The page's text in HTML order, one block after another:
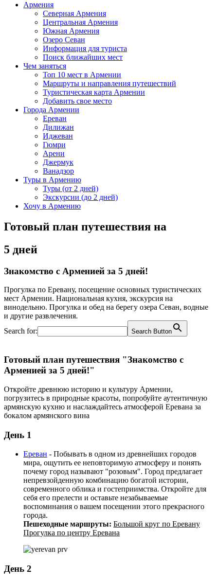
Армения
Северная Армения
Центральная Армения
Южная Армения
Озеро Севан
Информация для туриста
Поиск ближайших мест
Чем заняться
Топ 10 мест в Армении
Маршруты и направления путешествий
Туристическая карта Армении
Добавить свое место
Города Армении
Ереван
Дилижан
Иджеван
Гюмри
Арени
Джермук
Ванадзор
Туры в Армению
Туры (от 2 дней)
Экскурсии (до 2 дней)
Хочу в Армению
Готовый план путешествия на
5 дней
Знакомство с Арменией за 5 дней!
Прогулка по Еревану, посещение основных туристических
мест Армении. Национальная кухня, экскурсия на
винодельню. Прогулка и обед на берегу озера Севан, водные
и другие развлечения.
Search for:
Search Button
Готовый план путешествия "Знакомство с
Арменией за 5 дней!"
Откройте древнюю историю и культуру Армении,
погрузитесь в природные красоты, попробуйте аутентичную
армянскую кухню и наслаждайтесь атмосферой Еревана за
бокалом армянского вина
День 1
Ереван - Побывать в одном из древнейших городов
мира, ощутить ее неповторимую атмосферу и понять
почему город называют "розовым". Город предлагает
непревзойденную комбинацию богатой истории,
современного облика и гостеприимства. Откройте для
себя его прелести и оставьте незабываемые
воспоминания о вашем посещении этого прекрасного
города.
Пешеходные маршруты: Большой круг по Еревану
Прогулка по центру Еревана
День 2